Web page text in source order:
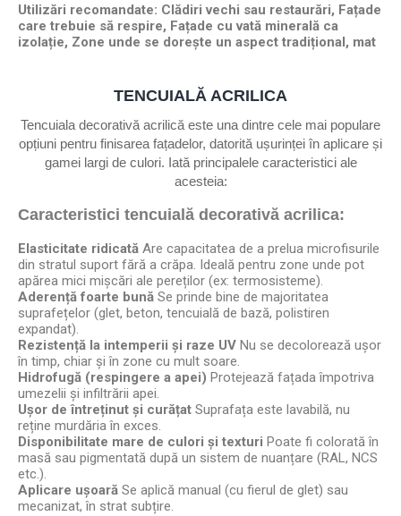
Utilizări recomandate: Clădiri vechi sau restaurări, Fațade
care trebuie să respire, Fațade cu vată minerală ca
izolație, Zone unde se dorește un aspect tradițional, mat
TENCUIALĂ ACRILICA
Tencuiala decorativă acrilică este una dintre cele mai populare
opțiuni pentru finisarea fațadelor, datorită ușurinței în aplicare și
gamei largi de culori. Iată principalele caracteristici ale
acesteia:
Caracteristici tencuială decorativă acrilica:
Elasticitate ridicată Are capacitatea de a prelua microfisurile
din stratul suport fără a crăpa. Ideală pentru zone unde pot
apărea mici mișcări ale pereților (ex: termosisteme).
Aderență foarte bună Se prinde bine de majoritatea
suprafețelor (glet, beton, tencuială de bază, polistiren
expandat).
Rezistență la intemperii și raze UV Nu se decolorează ușor
în timp, chiar și în zone cu mult soare.
Hidrofugă (respingere a apei) Protejează fațada împotriva
umezelii și infiltrării apei.
Ușor de întreținut și curățat Suprafața este lavabilă, nu
reține murdăria în exces.
Disponibilitate mare de culori și texturi Poate fi colorată în
masă sau pigmentată după un sistem de nuanțare (RAL, NCS
etc.).
Aplicare ușoară Se aplică manual (cu fierul de glet) sau
mecanizat, în strat subțire.